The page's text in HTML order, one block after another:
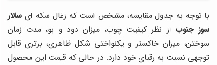
با توجه به جدول مقایسه، مشخص است که زغال سکه ای سالار
سوز جنوب از نظر کیفیت چوب، میزان دود و بو، مدت زمان
سوختن، میزان خاکستر و یکنواختی شکل ظاهری، برتری قابل
توجهی نسبت به رقبای خود دارد. در حالی که قیمت این محصول